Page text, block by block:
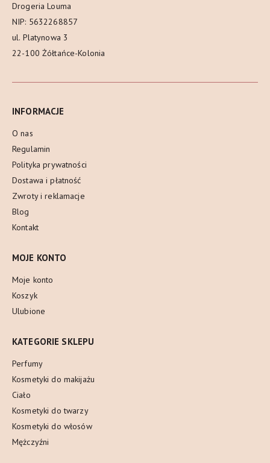
Drogeria Louma
NIP: 5632268857
ul. Platynowa 3
22-100 Żółtańce-Kolonia
INFORMACJE
O nas
Regulamin
Polityka prywatności
Dostawa i płatność
Zwroty i reklamacje
Blog
Kontakt
MOJE KONTO
Moje konto
Koszyk
Ulubione
KATEGORIE SKLEPU
Perfumy
Kosmetyki do makijażu
Ciało
Kosmetyki do twarzy
Kosmetyki do włosów
Mężczyźni